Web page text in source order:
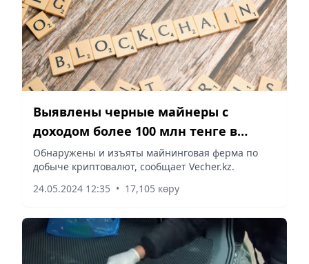
Выявлены черные майнеры с
доходом более 100 млн тенге в
Шымкенте
Обнаружены и изъяты майнинговая ферма по
добыче криптовалют, сообщает Vecher.kz.
24.05.2024 12:35 • 17,105 көру